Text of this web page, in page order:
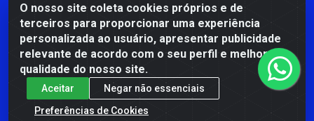
O nosso site coleta cookies próprios e de
terceiros para proporcionar uma experiência
personalizada ao usuário, apresentar publicidade
relevante de acordo com o seu perfil e melhorar a
qualidade do nosso site.
Aceitar
Negar não essenciais
Preferências de Cookies
CBP MACEDO COMERCIO PEÇAS LTDA Matriz - av Mauro
Miranda Madureira, 1249 - Coramara , Cachoeiro de
Itapemirim/ES - CEP 29.311-310 - CNPJ 00.502.680/0001-41